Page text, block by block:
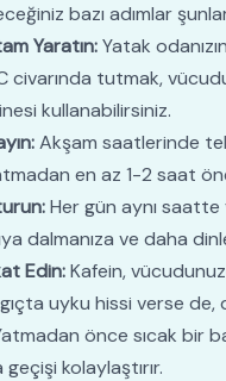
bazı adımlar
Yaratın:Yatak
civarında tutmak,
kullanabilirsiniz.
Akşam saatlerinde
en az 1-2 saat
Her gün aynı
dalmanıza ve daha
Edin:Kafein,
uyku hissi verse
önce sıcak bir
kolaylaştırır.